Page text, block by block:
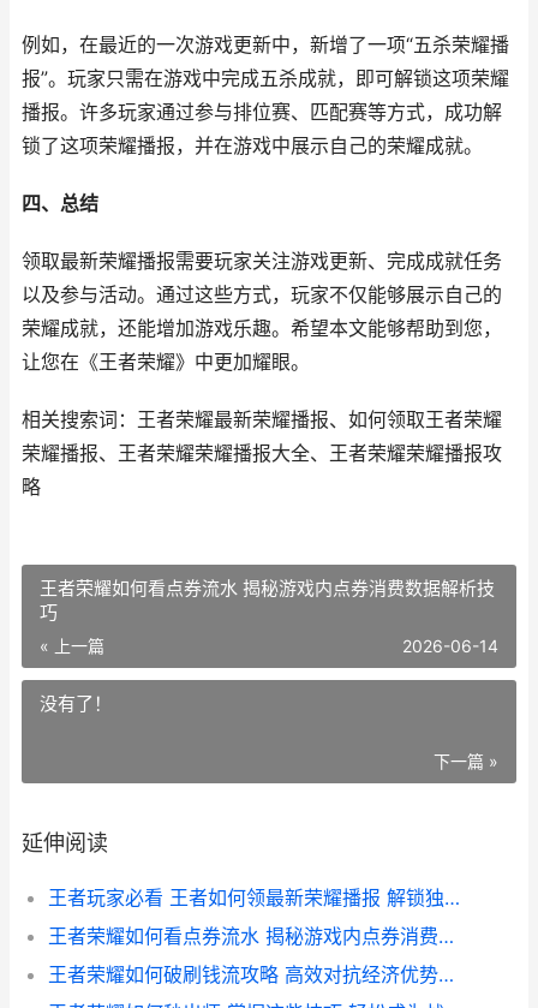
例如，在最近的一次游戏更新中，新增了一项“五杀荣耀播
报”。玩家只需在游戏中完成五杀成就，即可解锁这项荣耀
播报。许多玩家通过参与排位赛、匹配赛等方式，成功解
锁了这项荣耀播报，并在游戏中展示自己的荣耀成就。
四、总结
领取最新荣耀播报需要玩家关注游戏更新、完成成就任务
以及参与活动。通过这些方式，玩家不仅能够展示自己的
荣耀成就，还能增加游戏乐趣。希望本文能够帮助到您，
让您在《王者荣耀》中更加耀眼。
相关搜索词：王者荣耀最新荣耀播报、如何领取王者荣耀
荣耀播报、王者荣耀荣耀播报大全、王者荣耀荣耀播报攻
略
王者荣耀如何看点券流水 揭秘游戏内点券消费数据解析技
巧
« 上一篇 2026-06-14
没有了！
下一篇 »
延伸阅读
王者玩家必看 王者如何领最新荣耀播报 解锁独家福利攻略
王者荣耀如何看点券流水 揭秘游戏内点券消费数据解析技巧
王者荣耀如何破刷钱流攻略 高效对抗经济优势对手的实战技巧